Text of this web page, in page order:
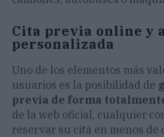
Cita previa online y
personalizada
Uno de los elementos más
usuarios es la posibilidad de
previa de forma
de la web oficial, cualquier
reservar su cita en menos de